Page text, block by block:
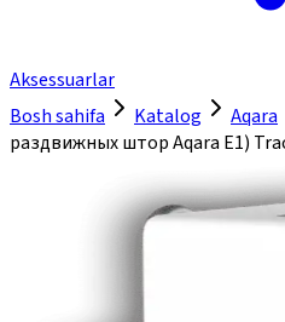
Aksessuarlar
Bosh sahifa
Katalog Aqara
раздвижных штор Aqara E1)